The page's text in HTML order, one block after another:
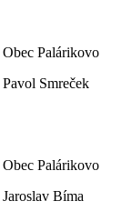
Obec Palárikovo
Pavol Smreček
Obec Palárikovo
Jaroslav Bíma